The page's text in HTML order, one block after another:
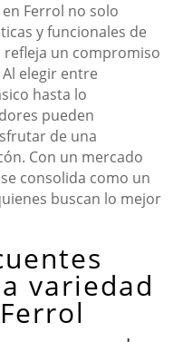
Ferrol no solo
y funcionales de
un compromiso
elegir entre
hasta lo
pueden
de una
Con un mercado
consolida como un
buscan lo mejor
variedad